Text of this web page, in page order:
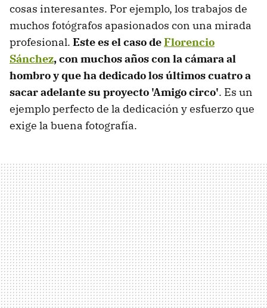
cosas interesantes. Por ejemplo, los trabajos de
muchos fotógrafos apasionados con una mirada
profesional. Este es el caso deFlorencio
Sánchez, con muchos años con la cámara al
hombro y que ha dedicado los últimos cuatro a
sacar adelante su proyecto 'Amigo circo'. Es un
ejemplo perfecto de la dedicación y esfuerzo que
exige la buena fotografía.